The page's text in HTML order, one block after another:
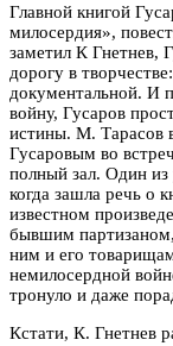
Главной книгой
милосердия»,
заметил К Гнетнев,
дорогу в
документальной. И
войну, Гусаров
истины. М. Тарасов
Гусаровым во
полный зал. Один из
когда зашла речь о
известном
бывшим
ним и его
немилосердной
тронуло и даже
Кстати, К. Гнетнев